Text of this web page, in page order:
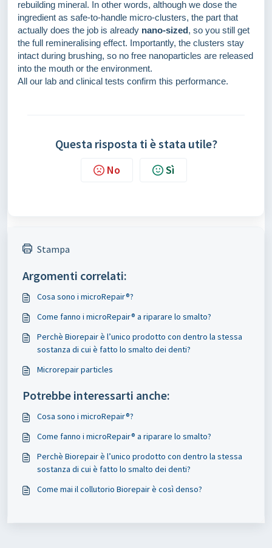
rebuilding mineral. In other words, although we dose the
ingredient as safe-to-handle micro-clusters, the part that
actually does the job is already nano-sized, so you still get
the full remineralising effect. Importantly, the clusters stay
intact during brushing, so no free nanoparticles are released
into the mouth or the environment.
All our lab and clinical tests confirm this performance.
Questa risposta ti è stata utile?
No Sì
Stampa
Argomenti correlati:
Cosa sono i microRepair®?
Come fanno i microRepair® a riparare lo smalto?
Perchè Biorepair è l’unico prodotto con dentro la stessa
sostanza di cui è fatto lo smalto dei denti?
Microrepair particles
Potrebbe interessarti anche:
Cosa sono i microRepair®?
Come fanno i microRepair® a riparare lo smalto?
Perchè Biorepair è l’unico prodotto con dentro la stessa
sostanza di cui è fatto lo smalto dei denti?
Come mai il collutorio Biorepair è così denso?